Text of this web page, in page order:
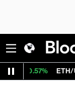
ETH/USD 1,907.588